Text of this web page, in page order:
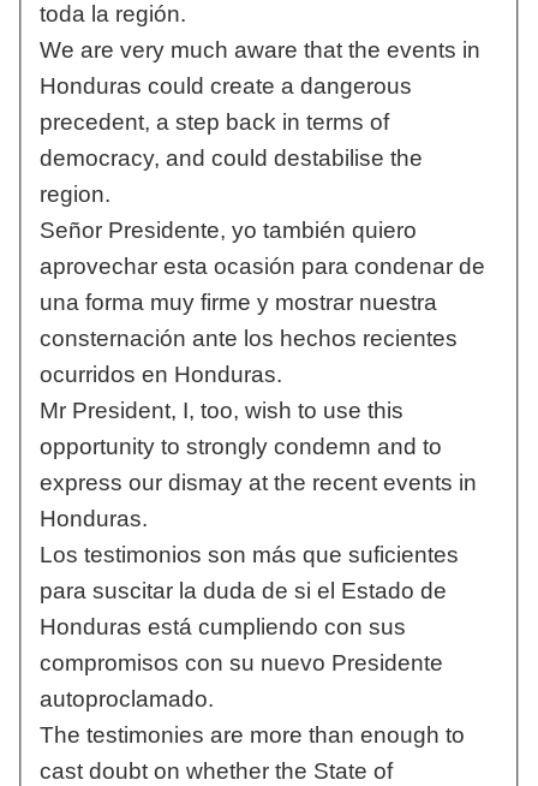
toda la región.
We are very much aware that the events in
Honduras could create a dangerous
precedent, a step back in terms of
democracy, and could destabilise the
region.
Señor Presidente, yo también quiero
aprovechar esta ocasión para condenar de
una forma muy firme y mostrar nuestra
consternación ante los hechos recientes
ocurridos en Honduras.
Mr President, I, too, wish to use this
opportunity to strongly condemn and to
express our dismay at the recent events in
Honduras.
Los testimonios son más que suficientes
para suscitar la duda de si el Estado de
Honduras está cumpliendo con sus
compromisos con su nuevo Presidente
autoproclamado.
The testimonies are more than enough to
cast doubt on whether the State of